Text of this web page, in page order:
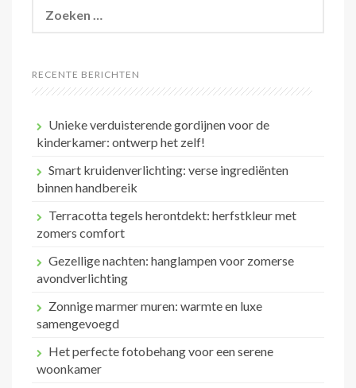
naar:
RECENTE BERICHTEN
Unieke verduisterende gordijnen voor de
kinderkamer: ontwerp het zelf!
Smart kruidenverlichting: verse ingrediënten
binnen handbereik
Terracotta tegels herontdekt: herfstkleur met
zomers comfort
Gezellige nachten: hanglampen voor zomerse
avondverlichting
Zonnige marmer muren: warmte en luxe
samengevoegd
Het perfecte fotobehang voor een serene
woonkamer